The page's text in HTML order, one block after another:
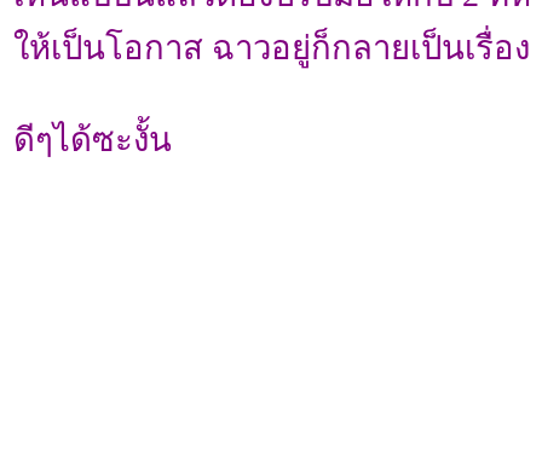
ให้เป็นโอกาส ฉาวอยู่ก็กลายเป็นเรื่อง
ดีๆได้ซะงั้น